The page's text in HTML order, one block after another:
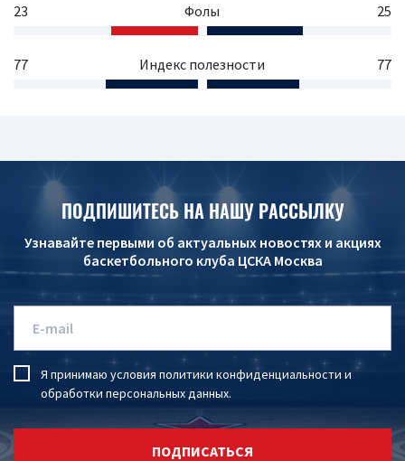
23 Фолы 25
77 Индекс полезности 77
ПОДПИШИТЕСЬ НА НАШУ РАССЫЛКУ
Узнавайте первыми об актуальных новостях и акциях
баскетбольного клуба ЦСКА Москва
Я принимаю условия политики конфиденциальности и
обработки персональных данных.
ПОДПИСАТЬСЯ